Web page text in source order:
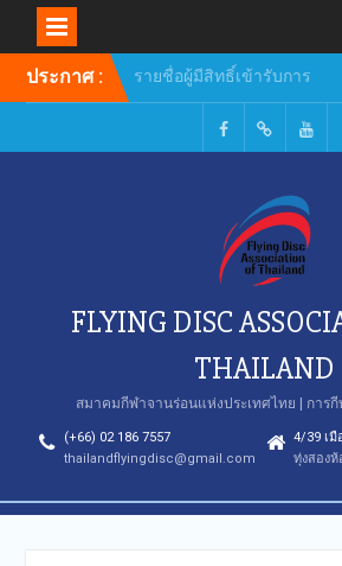
ประกาศ :
รายชื่อผู้มีสิทธิ์เข้ารับการ
อบรมหลักสูตรผู้ฝึกสอน
Facebook
TikTok
FLYING DISC
THAILAND
สมาคมกีฬาจานร่อนแห่งประเทศไทย | การ
(+66) 02 186 7557
thailandflyingdisc@gmail.com
4/39 เมื
ทุ่งสองห้